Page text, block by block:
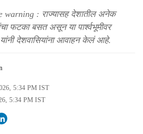
warning : राज्यासह देशातील अनेक
फटका बसत असून या पार्श्वभूमीवर
यांनी देशवासियांना आवाहन केलं आहे.
5:34 PM IST
5:34 PM IST